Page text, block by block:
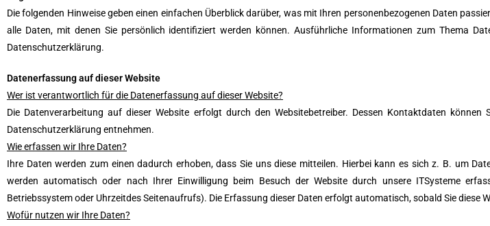
Die folgenden Hinweise geben einen einfachen Überblick darüber, was mit Ihren personenbezogenen Daten
alle Daten, mit denen Sie persönlich identifiziert werden können. Ausführliche Informationen zum Thema
Datenschutzerklärung.
Datenerfassung auf dieser Website
Wer ist verantwortlich für die Datenerfassung auf dieser Website?
Die Datenverarbeitung auf dieser Website erfolgt durch den Websitebetreiber. Dessen Kontaktdaten
Datenschutzerklärung entnehmen.
Wie erfassen wir Ihre Daten?
Ihre Daten werden zum einen dadurch erhoben, dass Sie uns diese mitteilen. Hierbei kann es sich z. B. um
werden automatisch oder nach Ihrer Einwilligung beim Besuch der Website durch unsere ITSysteme
Betriebssystem oder Uhrzeitdes Seitenaufrufs). Die Erfassung dieser Daten erfolgt automatisch, sobald Sie diese
Wofür nutzen wir Ihre Daten?